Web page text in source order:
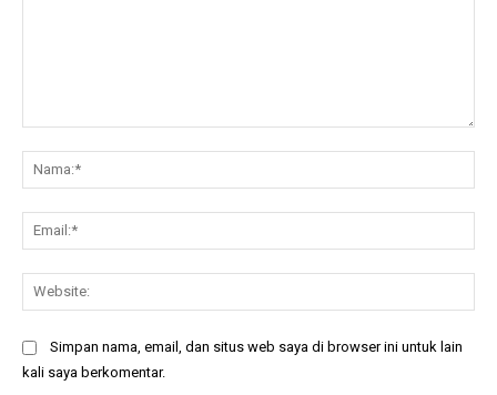
Simpan nama, email, dan situs web saya di browser ini untuk lain
kali saya berkomentar.